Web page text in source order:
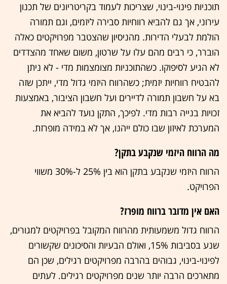
תוכניות פינוי-בינוי, שצריכות לעמוד בקריטריונים של תכנון
עירוני, אך גם להביא רווחיות סבירה ליזמים, וגם תמורה
הולמת לבעלי הדירות. מהניסיון שהצטבר מפרויקטים כאלה
הוברר, כי רבים מהם עלו על שרטון, משום שאחד מהצדדים
לא הגיע לסיפוקו. כשהתוכניות מצומצמות מדי - לא ניתן
להבטיח רווחיות יזמית; כשהרווח היזמי גדול מדי, ייתכן שזה
בא על חשבון תמורה לדיירים ועל חשבון הציבור, באמצעות
זכויות בנייה רבות מדי. לפיכך, התקן נועד להביא את
המערכת לאיזון שבו כולם ייהנו, אך לא במידה מופרזת.
מה הרווח היזמי שנקבע בתקן?
הרווח היזמי שנקבע בתקן הוא בין 25% ל-30% משווי
הפרויקט.
האם אין מדובר ברווח מופרז?
הרווח גדול משמעותית מהרווח המקובל בפרויקטים למגורים,
שנע בסביבות 15%, ואולם הבעיות והסיכונים שקשורים
לפינוי-בינוי, גבוהים בהרבה מפרויקטים רגילים, שכן הם
מתארכים הרבה יותר שנים מפרויקטים רגילים. לעתים